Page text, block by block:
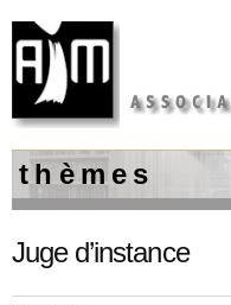
t h è m e s
Juge d’instance